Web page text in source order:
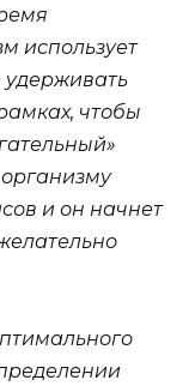
использует
удерживать
чтобы
и он начнет